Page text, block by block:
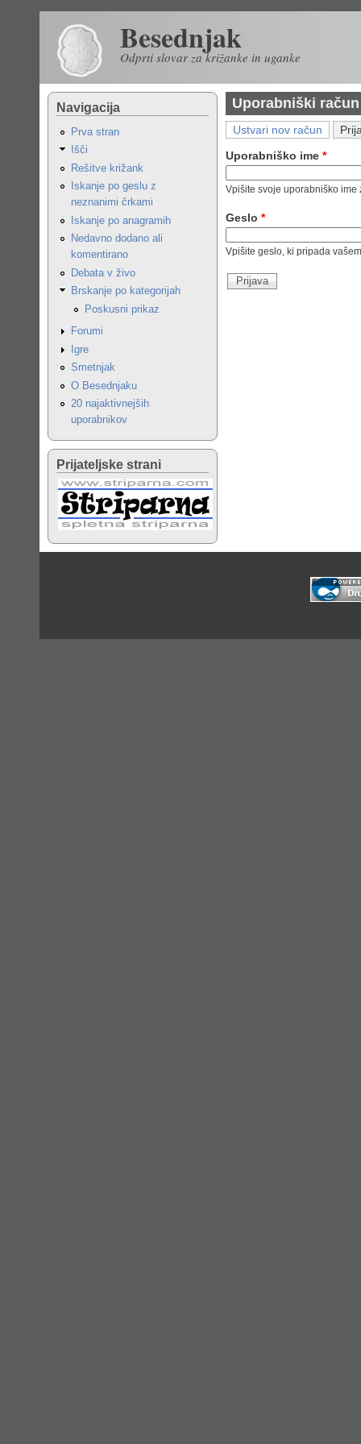
Besednjak
Odprti slovar za križanke in uganke
Navigacija
Prva stran
Išči
Rešitve križank
Iskanje po geslu z
neznanimi črkami
Iskanje po anagramih
Nedavno dodano ali
komentirano
Debata v živo
Brskanje po kategorijah
Poskusni prikaz
Forumi
Igre
Smetnjak
O Besednjaku
20 najaktivnejših
uporabnikov
Prijateljske strani
Uporabniški račun
Primarni zavihki
Ustvari nov račun
Uporabniško ime *
Vpišite svoje uporabniško ime
Geslo *
Vpišite geslo, ki pripada